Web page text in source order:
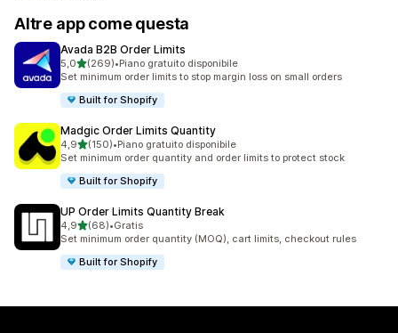
Altre app come questa
Avada B2B Order Limits
5,0stelle su 5
(269)
269 recensioni totali
•Piano gratuito disponibile
Set minimum order limits to stop margin loss on small orders
Built for Shopify
Madgic Order Limits Quantity
4,9stelle su 5
(150)
150 recensioni totali
•Piano gratuito disponibile
Set minimum order quantity and order limits to protect stock
Built for Shopify
UP Order Limits Quantity Break
4,9stelle su 5
(68)
68 recensioni totali
•Gratis
Set minimum order quantity (MOQ), cart limits, checkout rules
Built for Shopify